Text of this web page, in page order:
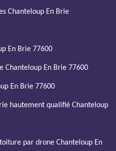
Chanteloup En Brie
En Brie 77600
Chanteloup En Brie 77600
En Brie 77600
hautement qualifié Chanteloup
par drone Chanteloup En